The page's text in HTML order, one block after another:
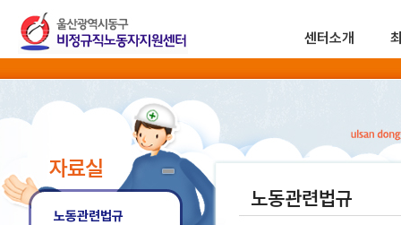
센터소개
자료실
노동관련법규
노동관련법규